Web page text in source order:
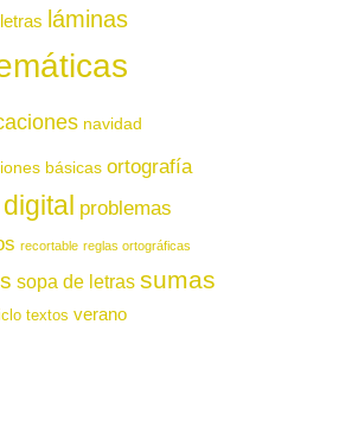
letras láminas
navidad
básicas ortografía
problemas
recortable reglas ortográficas
sopa de letras sumas
textos verano